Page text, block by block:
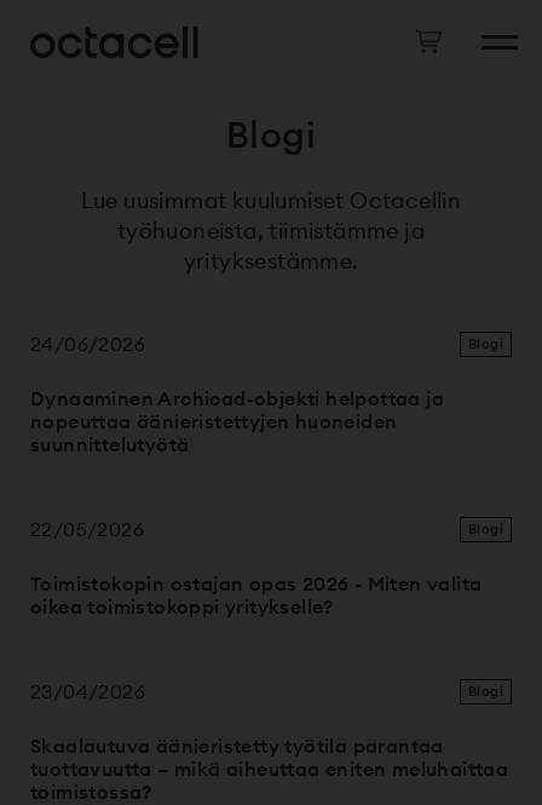
Blogi
Lue uusimmat kuulumiset Octacellin
työhuoneista, tiimistämme ja
yrityksestämme.
24/06/2026 Blogi
Dynaaminen Archicad-objekti helpottaa ja
nopeuttaa äänieristettyjen huoneiden
suunnittelutyötä
22/05/2026 Blogi
Toimistokopin ostajan opas 2026 - Miten valita
oikea toimistokoppi yritykselle?
23/04/2026 Blogi
Skaalautuva äänieristetty työtila parantaa
tuottavuutta – mikä aiheuttaa eniten meluhaittaa
toimistossa?